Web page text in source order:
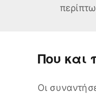
Που και
Οι